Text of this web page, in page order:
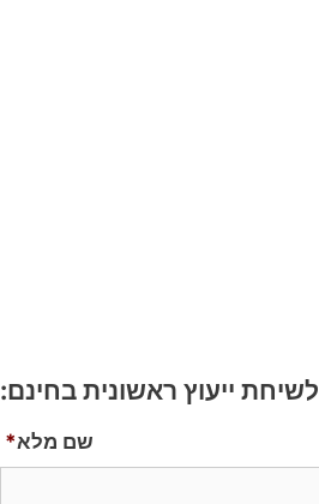
לשיחת ייעוץ ראשונית בחינם:
שם מלא*